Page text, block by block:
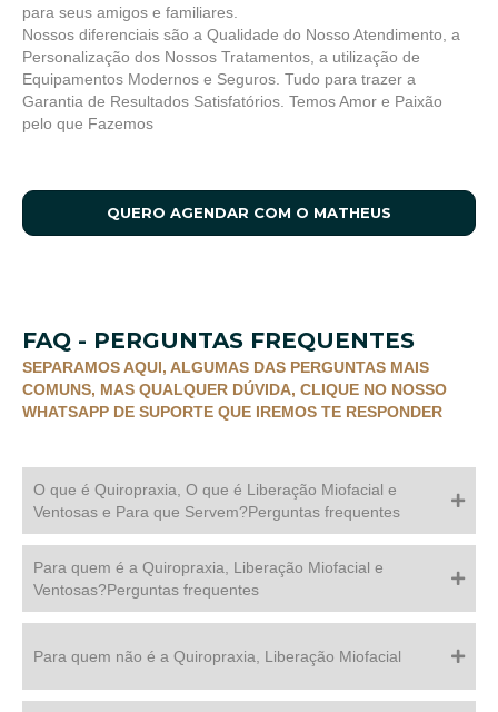
para seus amigos e familiares.
Nossos diferenciais são a Qualidade do Nosso Atendimento, a
Personalização dos Nossos Tratamentos, a utilização de
Equipamentos Modernos e Seguros. Tudo para trazer a
Garantia de Resultados Satisfatórios. Temos Amor e Paixão
pelo que Fazemos
QUERO AGENDAR COM O MATHEUS
FAQ - PERGUNTAS FREQUENTES
SEPARAMOS AQUI, ALGUMAS DAS PERGUNTAS MAIS
COMUNS, MAS QUALQUER DÚVIDA, CLIQUE NO NOSSO
WHATSAPP DE SUPORTE QUE IREMOS TE RESPONDER
O que é Quiropraxia, O que é Liberação Miofacial e
Ventosas e Para que Servem?Perguntas frequentes
Para quem é a Quiropraxia, Liberação Miofacial e
Ventosas?Perguntas frequentes
Para quem não é a Quiropraxia, Liberação Miofacial